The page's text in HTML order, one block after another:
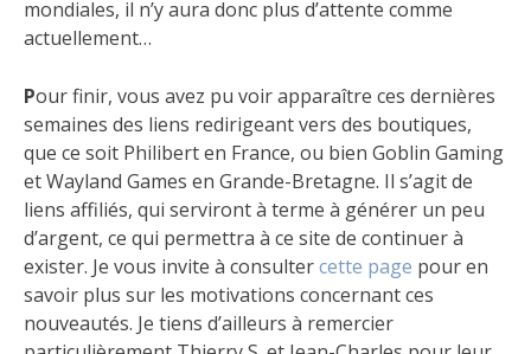
mondiales, il n’y aura donc plus d’attente comme
actuellement…
Pour finir, vous avez pu voir apparaître ces dernières
semaines des liens redirigeant vers des boutiques,
que ce soit Philibert en France, ou bien Goblin Gaming
et Wayland Games en Grande-Bretagne. Il s’agit de
liens affiliés, qui serviront à terme à générer un peu
d’argent, ce qui permettra à ce site de continuer à
exister. Je vous invite à consultercette page pour en
savoir plus sur les motivations concernant ces
nouveautés. Je tiens d’ailleurs à remercier